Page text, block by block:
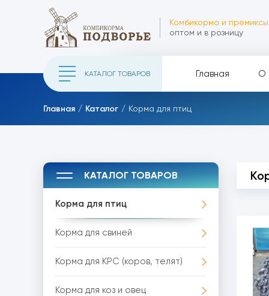
Комбикорма и премиксы
оптом и в розницу
КАТАЛОГ ТОВАРОВ Главная О
Главная Каталог Корма для птиц
КАТАЛОГ ТОВАРОВ
Корма для птиц
Корма для свиней
Корма для КРС (коров, телят)
Корма для коз и овец